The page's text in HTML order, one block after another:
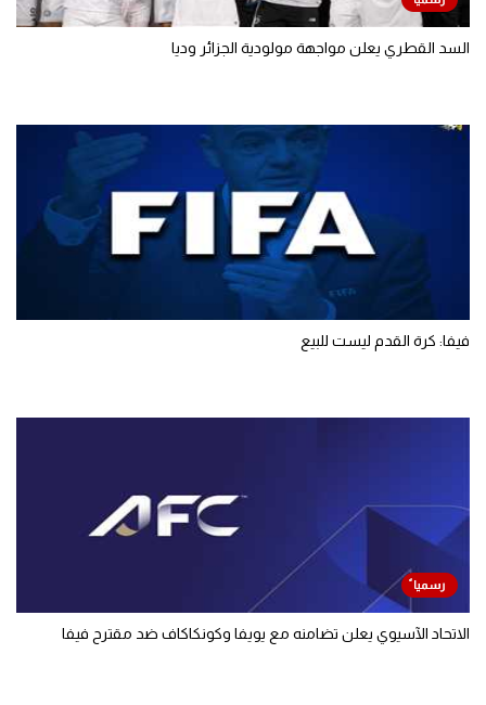
السد القطري يعلن مواجهة مولودية الجزائر وديا
فيفا: كرة القدم ليست للبيع
الاتحاد الآسيوي يعلن تضامنه مع يويفا وكونكاكاف ضد مقترح فيفا